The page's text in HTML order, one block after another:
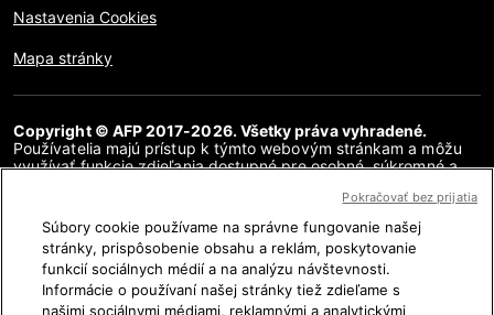
Nastavenia Cookies
Mapa stránky
Copyright © AFP 2017-2026. Všetky práva vyhradené.
Používatelia majú prístup k týmto webovým stránkam a môžu
využívať funkcie zdieľania dostupné pre osobné, súkromné a
reprodukcia, komunikácia pre verejnosť alebo distribúcia
obsahu tejto webovej stránky, či už v celku alebo čiastočne, na
akékoľvek iné účely a/alebo akýmkoľvek iným spôsobom, bez
osobitnej licenčnej zmluvy podpísanej s AFP, je prísne
zakázaná. Obsah zobrazený alebo zahrnutý prostredníctvom
hypertextových odkazov v článkoch AFP Fakty sa poskytuje v
rozsahu potrebnom na vysvetlenie overenia príslušných
Súbory cookie používame na správne fungovanie našej
stránky, prispôsobenie obsahu a reklám, poskytovanie
funkcií sociálnych médií a na analýzu návštevnosti.
Informácie o používaní našej stránky tiež zdieľame s
našimi sociálnymi médiami, reklamnými a analytickými
Pokračovať bez prijatia